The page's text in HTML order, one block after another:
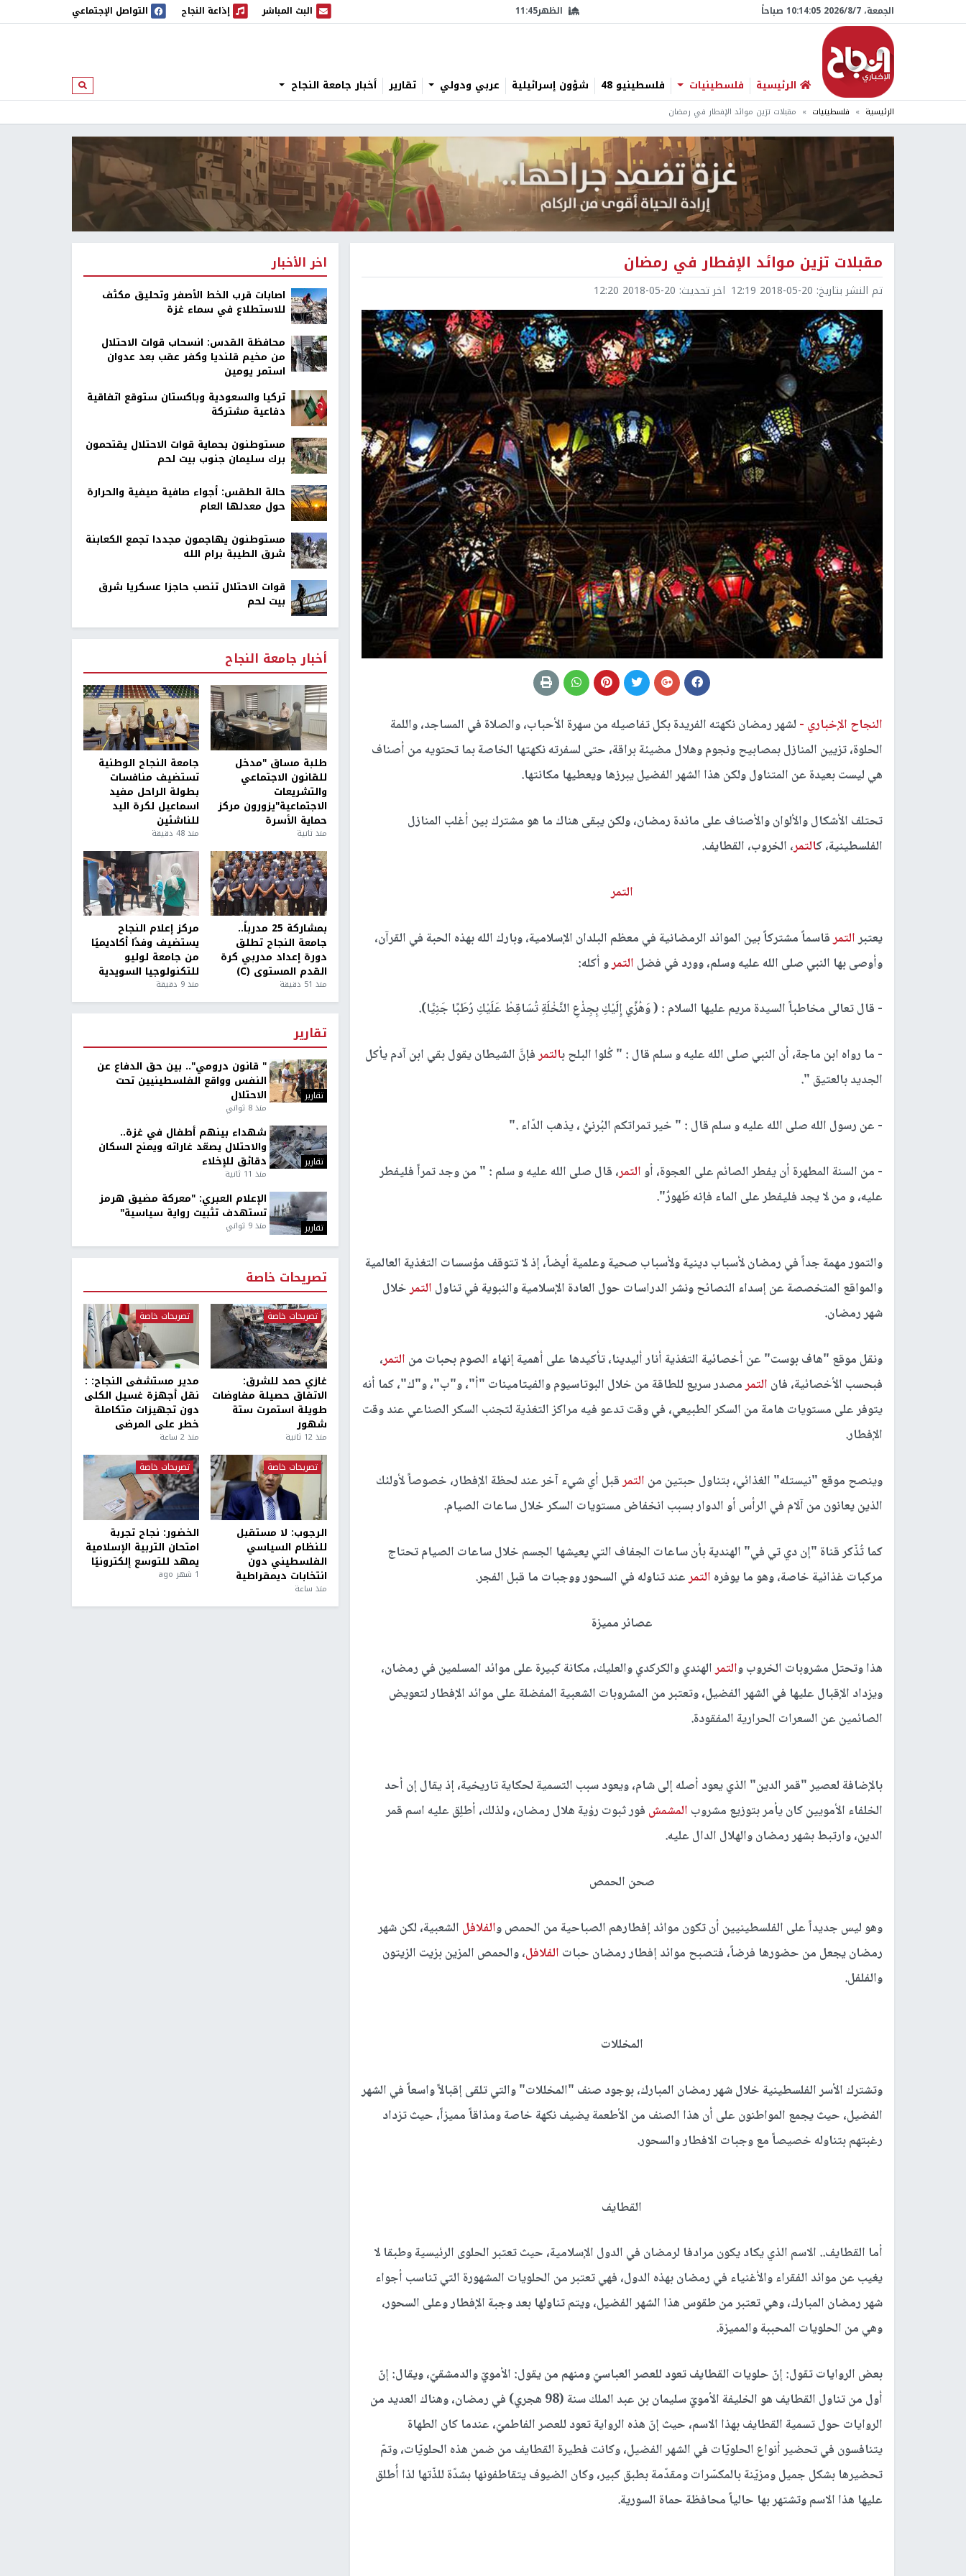
الجمعة، 7/‏8/‏2026 10:14:06 صباحاً الظهر11:45 البث المباشر
البث المباشر إذاعة النجاح
إذاعة النجاح التواصل الإجتماعي
الرئيسية فلسطينيات فلسطينيو 48 شؤون إسرائيلية عربي ودولي تقارير أخبار جامعة النجاح ابحث
الرئيسية فلسطينيات مقبلات تزين موائد الإفطار في رمضان
مقبلات تزين موائد الإفطار في رمضان
تم النشر بتاريخ: 2018-05-20 12:19 اخر تحديث: 2018-05-20 12:20
النجاح الإخباري - لشهر رمضان نكهته الفريدة بكل تفاصيله من سهرة الأحباب، والصلاة في المساجد، واللمة
الحلوة، تزيين المنازل بمصابيح ونجوم وهلال مضيئة براقة، حتى لسفرته نكهتها الخاصة بما تحتويه من أصناف
هي ليست بعيدة عن المتناول ولكن هذا الشهر الفضيل يبرزها ويعطيها مكانتها.
تحتلف الأشكال والألوان والأصناف على مائدة رمضان، ولكن يبقى هناك ما هو مشترك بين أغلب المنازل
الفلسطينية، كالتمر، الخروب، القطايف.
التمر
يعتبرالتمرقاسماً مشتركاً بين الموائد الرمضانية في معظم البلدان الإسلامية، وبارك الله بهذه الحبة في القرآن،
وأوصى بها النبي صلى الله عليه وسلم، وورد في فضل التمرو أكله:
- قال تعالى مخاطباً السيدة مريم عليها السلام : ( وَهُزِّي إِلَيْكِ بِجِذْعِ النَّخْلَةِ تُسَاقِطْ عَلَيْكِ رُطَبًا جَنِيًّا).
- ما رواه ابن ماجة، أن النبي صلى الله عليه و سلم قال : " كُلوا البلح بالتمرفإنَّ الشيطان يقول بقي ابن آدم يأكل
الجديد بالعتيق ".
- عن رسول الله صلى الله عليه و سلم قال : " خير تمراتكم البُرنيُّ ، يذهب الدّاء ."
- من السنة المطهرة أن يفطر الصائم على العجوة، أوالتمر، قال صلى الله عليه و سلم : " من وجد تمراً فليفطر
عليه، و من لا يجد فليفطر على الماء فإنه طَهورٌ".
والتمور مهمة جداً في رمضان لأسباب دينية ولأسباب صحية وعلمية أيضاً، إذ لا تتوقف مؤسسات التغذية العالمية
والمواقع المتخصصة عن إسداء النصائح ونشر الدراسات حول العادة الإسلامية والنبوية في تناول التمرخلال
شهر رمضان.
ونقل موقع "هاف بوست" عن أخصائية التغذية أنار أليدينا، تأكيدها على أهمية إنهاء الصوم بحبات من التمر،
فبحسب الأخصائية، فان التمرمصدر سريع للطاقة من خلال البوتاسيوم والفيتامينات "أ"، و"ب"، و"ك"، كما أنه
يتوفر على مستويات هامة من السكر الطبيعي، في وقت تدعو فيه مراكز التغذية لتجنب السكر الصناعي عند وقت
الإفطار.
وينصح موقع "نيستله" الغذائي، بتناول حبتين من التمرقبل أي شيء آخر عند لحظة الإفطار، خصوصاً لأولئك
الذين يعانون من آلام في الرأس أو الدوار بسبب انخفاض مستويات السكر خلال ساعات الصيام.
كما تُذّكر قناة "إن دي تي في" الهندية بأن ساعات الجفاف التي يعيشها الجسم خلال ساعات الصيام تحتاج
مركبات غذائية خاصة، وهو ما يوفره التمرعند تناوله في السحور ووجبات ما قبل الفجر.
عصائر مميزة
هذا وتحتل مشروبات الخروب والتمرالهندي والكركدي والعليك، مكانة كبيرة على موائد المسلمين في رمضان،
ويزداد الإقبال عليها في الشهر الفضيل، وتعتبر من المشروبات الشعبية المفضلة على موائد الإفطار لتعويض
الصائمين عن السعرات الحرارية المفقودة.
بالإضافة لعصير "قمر الدين" الذي يعود أصله إلى شام، ويعود سبب التسمية لحكاية تاريخية، إذ يقال إن أحد
الخلفاء الأمويين كان يأمر بتوزيع مشروب المشمش فور ثبوت رؤية هلال رمضان، ولذلك، أطلِق عليه اسم قمر
الدين، وارتبط بشهر رمضان والهلال الدال عليه.
صحن الحمص
وهو ليس جديداً على الفلسطينيين أن تكون موائد إفطارهم الصباحية من الحمص والفلافل الشعبية، لكن شهر
رمضان يجعل من حضورها فرضاً، فتصبح موائد إفطار رمضان حبات الفلافل، والحمص المزين بزيت الزيتون
والفلفل.
المخللات
وتشترك الأسر الفلسطينية خلال شهر رمضان المبارك، بوجود صنف "المخللات" والتي تلقى إقبالاً واسعاً في الشهر
الفضيل، حيث يجمع المواطنون على أن هذا الصنف من الأطعمة يضيف نكهة خاصة ومذاقاً مميزاً، حيث تزداد
رغبتهم بتناوله خصيصاً مع وجبات الافطار والسحور.
القطايف
أما القطايف.. الاسم الذي يكاد يكون مرادفا لرمضان في الدول الإسلامية، حيث تعتبر الحلوى الرئيسية وطبقا لا
يغيب عن موائد الفقراء والأغنياء في رمضان بهذه الدول، فهي تعتبر من الحلويات المشهورة التي تناسب أجواء
شهر رمضان المبارك، وهي تعتبر من طقوس هذا الشهر الفضيل، ويتم تناولها بعد وجبة الإفطار وعلى السحور،
وهي من الحلويات المحببة والمميزة.
بعض الروايات تقول: إنّ حلويات القطايف تعود للعصر العباسيّ ومنهم من يقول: الأمويّ والدمشقيّ، ويقال: إنّ
أول من تناول القطايف هو الخليفة الأمويّ سليمان بن عبد الملك سنة (98 هجري) في رمضان، وهناك العديد من
الروايات حول تسمية القطايف بهذا الاسم، حيث إنّ هذه الرواية تعود للعصر الفاطميّ، عندما كان الطهاة
يتنافسون في تحضير أنواع الحلويّات في الشهر الفضيل، وكانت فطيرة القطايف من ضمن هذه الحلويّات، وتمّ
تحضيرها بشكل جميل ومزيّنة بالمكسّرات ومقدّمة بطبق كبير، وكان الضيوف يتقاطفونها بشدّة للذّتها لذا أُطلق
عليها هذا الاسم وتشتهر بها حالياً محافظة حماة السورية.
اخر الأخبار
اصابات قرب الخط الأصفر وتحليق مكثف
للاستطلاع في سماء غزة
محافظة القدس: انسحاب قوات الاحتلال
من مخيم قلنديا وكفر عقب بعد عدوان
استمر يومين
تركيا والسعودية وباكستان ستوقع اتفاقية
دفاعية مشتركة
مستوطنون بحماية قوات الاحتلال يقتحمون
برك سليمان جنوب بيت لحم
حالة الطقس: أجواء صافية صيفية والحرارة
حول معدلها العام
مستوطنون يهاجمون مجددا تجمع الكعابنة
شرق الطيبة برام الله
قوات الاحتلال تنصب حاجزا عسكريا شرق
بيت لحم
أخبار جامعة النجاح
طلبة مساق "مدخل
للقانون الاجتماعي
والتشريعات
الاجتماعية"يزورون مركز
حماية الأسرة
منذ ثانية
جامعة النجاح الوطنية
تستضيف منافسات
بطولة الراحل مفيد
اسماعيل لكرة اليد
للناشئين
منذ 48 دقيقة
بمشاركة 25 مدرباً..
جامعة النجاح تطلق
دورة إعداد مدربي كرة
القدم المستوى (C)
منذ 51 دقيقة
مركز إعلام النجاح
يستضيف وفدًا أكاديميًا
من جامعة لوليو
للتكنولوجيا السويدية
منذ 9 دقيقة
تقارير
تقارير
" قانون درومي".. بين حق الدفاع عن
النفس وواقع الفلسطينيين تحت
الاحتلال
منذ 8 ثواني
تقارير
شهداء بينهم أطفال في غزة..
والاحتلال يصعّد غاراته ويمنح السكان
دقائق للإخلاء
منذ 11 ثانية
تقارير
الإعلام العبري: "معركة مضيق هرمز
تستهدف تثبيت رواية سياسية"
منذ 9 ثواني
تصريحات خاصة
تصريحات خاصة
غازي حمد للشرق:
الاتفاق حصيلة مفاوضات
طويلة استمرت ستة
شهور
منذ 12 ثانية
تصريحات خاصة
مدير مستشفى النجاح: :
نقل أجهزة غسيل الكلى
دون تجهيزات متكاملة
خطر على المرضى
منذ 2 ساعة
تصريحات خاصة
الرجوب: لا مستقبل
للنظام السياسي
الفلسطيني دون
انتخابات ديمقراطية
منذ ساعة
تصريحات خاصة
الخضور: نجاح تجربة
امتحان التربية الإسلامية
يمهد للتوسع إلكترونيًا
1 شهر ago